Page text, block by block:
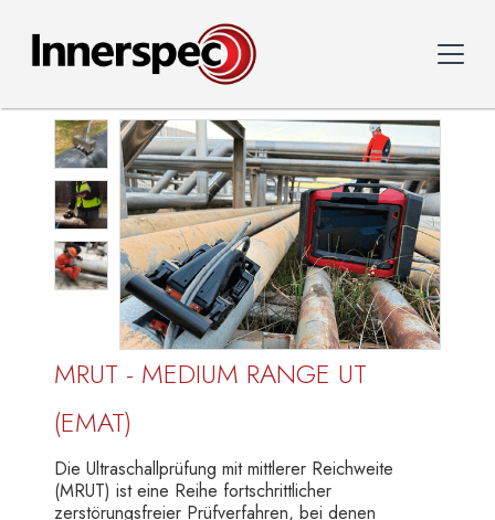
MRUT - MEDIUM RANGE UT
(EMAT)
Die Ultraschallprüfung mit mittlerer Reichweite
(MRUT) ist eine Reihe fortschrittlicher
zerstörungsfreier Prüfverfahren, bei denen